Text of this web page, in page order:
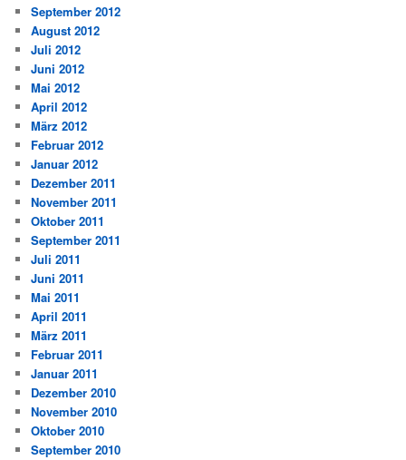
September 2012
August 2012
Juli 2012
Juni 2012
Mai 2012
April 2012
März 2012
Februar 2012
Januar 2012
Dezember 2011
November 2011
Oktober 2011
September 2011
Juli 2011
Juni 2011
Mai 2011
April 2011
März 2011
Februar 2011
Januar 2011
Dezember 2010
November 2010
Oktober 2010
September 2010